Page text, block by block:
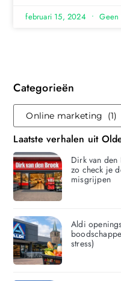
februari 15, 2024 Geen
Categorieën
Laatste verhalen uit
Dirk van
zo check je
misgrijpen
Aldi
stress)